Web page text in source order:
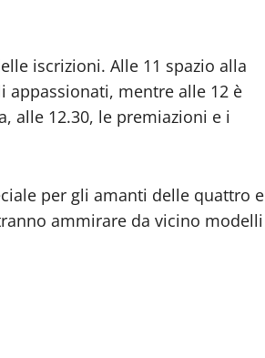
iscrizioni. Alle 11 spazio alla
mentre alle 12 è
alle 12.30, le premiazioni e i
per gli amanti delle quattro e
ammirare da vicino modelli